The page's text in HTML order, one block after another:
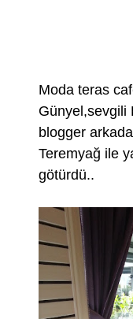
Moda teras
Günyel,sevgili
blogger
Teremyağ ile
götürdü..